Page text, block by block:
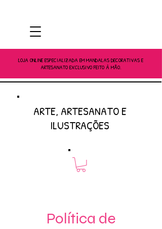
LOJA ONLINE ESPECIALIZADA EM MANDALAS DECORATIVAS E
ARTESANATO EXCLUSIVO FEITO À MÃO.
ARTE, ARTESANATO E
ILUSTRAÇÕES
Política de